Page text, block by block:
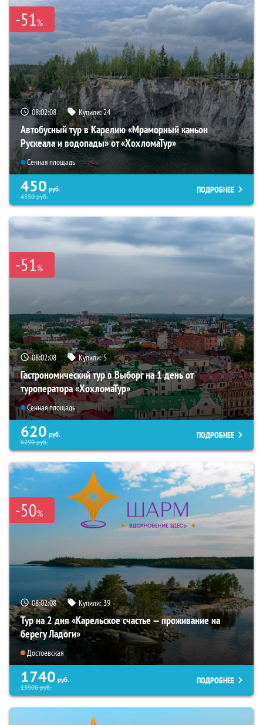
-51%
08:02:06 Купили:24
Автобусный тур в Карелию «Мраморный каньон
Рускеала и водопады» от «ХохломаТур»
Сенная площадь
450 руб.
4550руб.
ПОДРОБНЕЕ
-51%
08:02:06 Купили:5
Гастрономический тур в Выборг на 1 день от
туроператора «ХохломаТур»
Сенная площадь
620 руб.
6290руб.
ПОДРОБНЕЕ
-50%
08:02:06 Купили:39
Тур на 2 дня «Карельское счастье — проживание на
берегу Ладоги»
Достоевская
1740 руб.
13900руб.
ПОДРОБНЕЕ